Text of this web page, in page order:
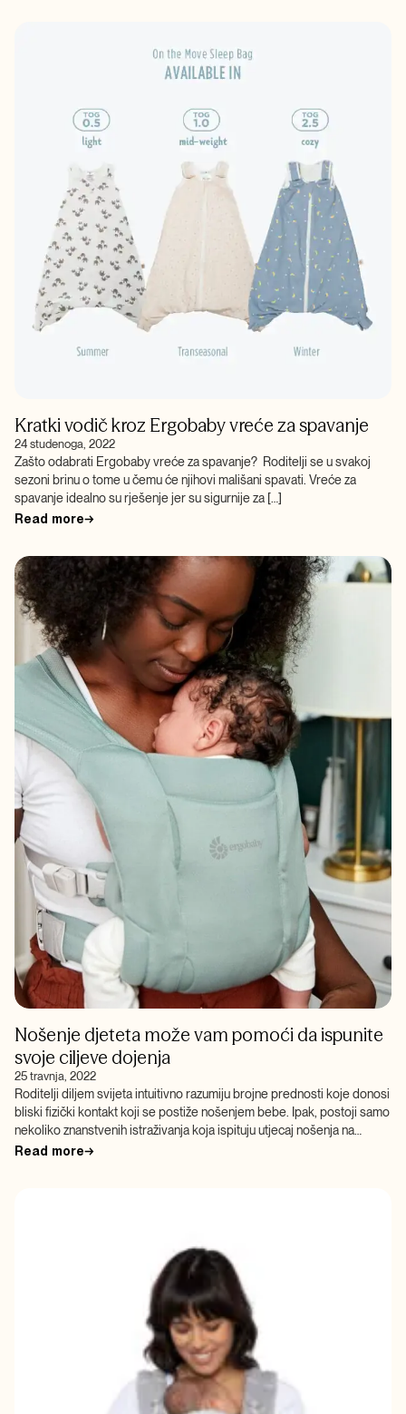
Kratki vodič kroz Ergobaby vreće za spavanje
24 studenoga, 2022
Zašto odabrati Ergobaby vreće za spavanje? Roditelji se u svakoj
sezoni brinu o tome u čemu će njihovi mališani spavati. Vreće za
spavanje idealno su rješenje jer su sigurnije za […]
Read more→
Nošenje djeteta može vam pomoći da ispunite
svoje ciljeve dojenja
25 travnja, 2022
Roditelji diljem svijeta intuitivno razumiju brojne prednosti koje donosi
bliski fizički kontakt koji se postiže nošenjem bebe. Ipak, postoji samo
nekoliko znanstvenih istraživanja koja ispituju utjecaj nošenja na
zdravlje i […]
Read more→